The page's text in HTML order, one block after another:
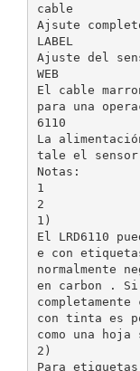
cable
Ajsute
LABEL
Ajuste del
WEB
El cable
para una
6110
La
tale el
Notas:
1
2
1)
El LRD6110
e con
normalmente
en carbon .
con tinta es
como una
2)
Para